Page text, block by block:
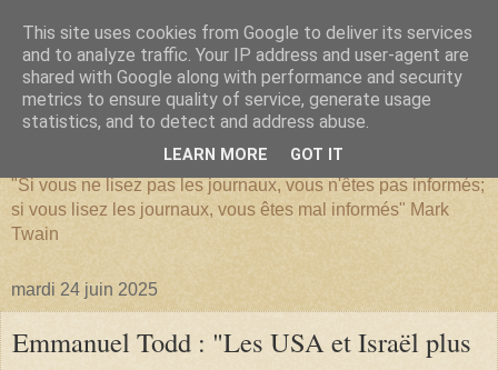
SERIATIM
"Si vous ne lisez pas les journaux, vous n'êtes pas informés;
si vous lisez les journaux, vous êtes mal informés" Mark
Twain
mardi 24 juin 2025
Emmanuel Todd : "Les USA et Israël plus
This site uses cookies from Google to deliver its services
and to analyze traffic. Your IP address and user-agent are
shared with Google along with performance and security
metrics to ensure quality of service, generate usage
statistics, and to detect and address abuse.
LEARN MORE GOT IT